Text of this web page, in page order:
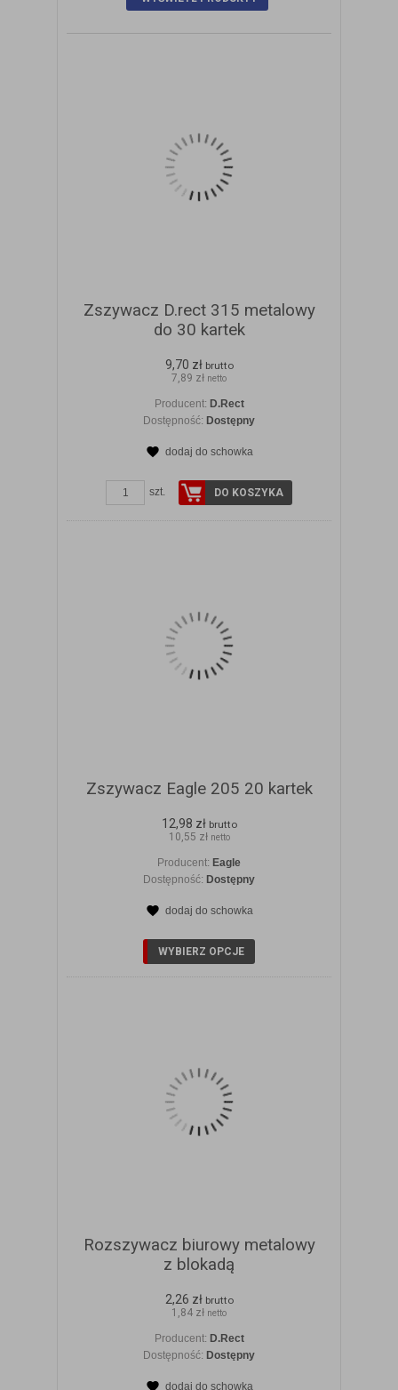
Zszywacz D.rect 315 metalowy
do 30 kartek
9,70 zł brutto
7,89 zł netto
Producent: D.Rect
Dostępność: Dostępny
dodaj do schowka
szt. DO KOSZYKA
Zszywacz Eagle 205 20 kartek
12,98 zł brutto
10,55 zł netto
Producent: Eagle
Dostępność: Dostępny
dodaj do schowka
WYBIERZ OPCJE
Rozszywacz biurowy metalowy
z blokadą
2,26 zł brutto
1,84 zł netto
Producent: D.Rect
Dostępność: Dostępny
dodaj do schowka